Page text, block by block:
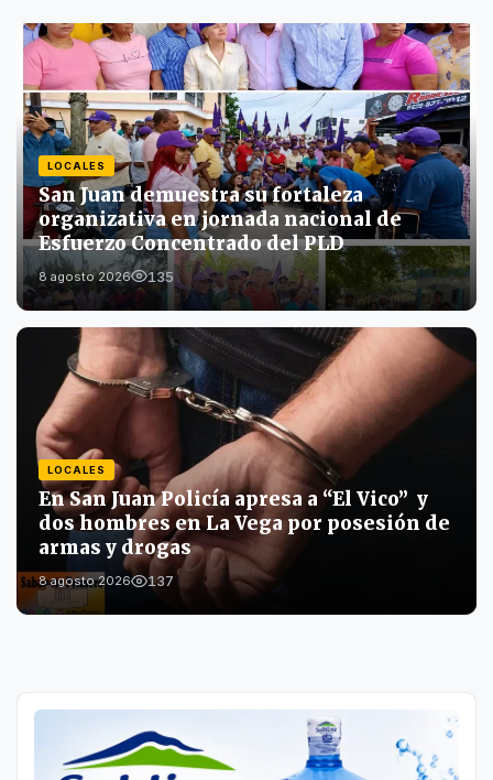
LOCALES
San Juan demuestra su fortaleza
organizativa en jornada nacional de
Esfuerzo Concentrado del PLD
8 agosto 2026 135
LOCALES
En San Juan Policía apresa a “El Vico” y
dos hombres en La Vega por posesión de
armas y drogas
8 agosto 2026 137